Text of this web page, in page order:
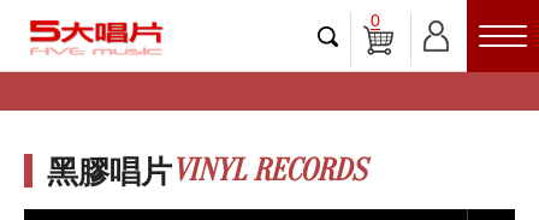
0
黑膠唱片VINYL RECORDS